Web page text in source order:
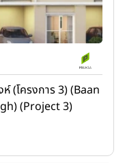
(โครงการ 3) (Baan
(Project 3)